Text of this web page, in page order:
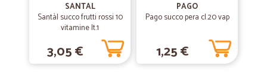
SANTAL
Santàl succo frutti rossi 10
vitamine lt.1
3,05 €
PAGO
Pago succo pera cl.20 vap
1,25 €